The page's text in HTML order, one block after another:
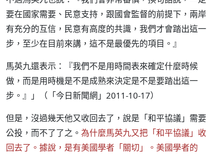
要在國家需要、民意支持，跟國會監督的前提下，兩岸
有充分的互信，民意有高度的共識，我們才會踏出這一
步，至少在目前來講，這不是最優先的項目。』
馬英九還表示：『我們不是用時間表來確定什麼時候
做，而是用時機是不是成熟來決定是不是要踏出這一
步。』」（「今日新聞網」2011-10-17）
但是，沒過幾天他又收回去了，說是「和平協議」需要
公投，而不了了之。 為什麼馬英九又把「和平協議」收
回去了。據說，是有美國學者「關切」。美國學者的